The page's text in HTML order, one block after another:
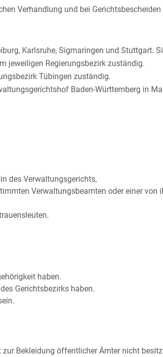
Verhandlung und bei
Karlsruhe, Sigmaringen und Stuttgart.
jeweiligen Regierungsbezirk zuständig.
Tübingen zuständig.
Baden-Württemberg in
des Verwaltungsgerichts,
Verwaltungsbeamten oder einer von
haben.
Gerichtsbezirks haben.
Bekleidung öffentlicher Ämter nicht